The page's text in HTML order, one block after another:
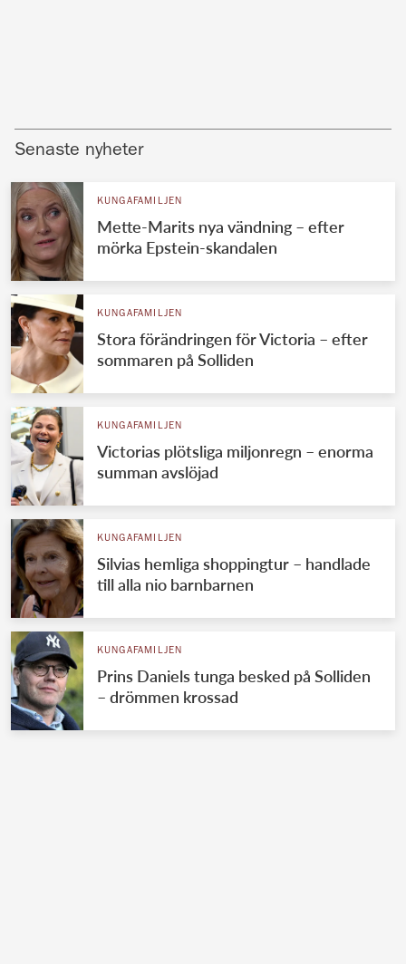
Senaste nyheter
KUNGAFAMILJEN
Mette-Marits nya vändning – efter
mörka Epstein-skandalen
KUNGAFAMILJEN
Stora förändringen för Victoria – efter
sommaren på Solliden
KUNGAFAMILJEN
Victorias plötsliga miljonregn – enorma
summan avslöjad
KUNGAFAMILJEN
Silvias hemliga shoppingtur – handlade
till alla nio barnbarnen
KUNGAFAMILJEN
Prins Daniels tunga besked på Solliden
– drömmen krossad